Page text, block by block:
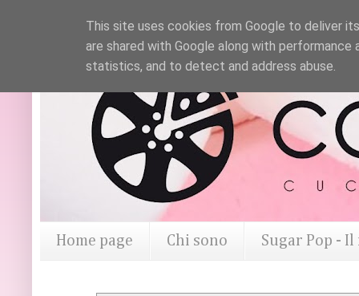
Home page Chi sono Sugar Pop -
This site uses cookies from Google to deliver
are shared with Google along with
statistics, and to detect and address abuse.